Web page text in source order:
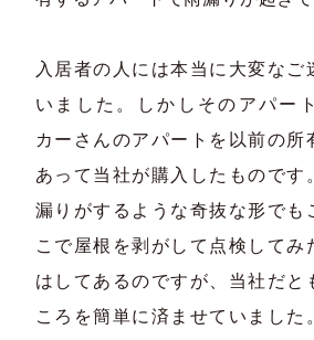
入居者の人には本当に大変なご
いました。しかしそのアパー
カーさんのアパートを以前の所
あって当社が購入したものです
漏りがするような奇抜な形でも
こで屋根を剥がして点検してみ
はしてあるのですが、当社だと
ころを簡単に済ませていました